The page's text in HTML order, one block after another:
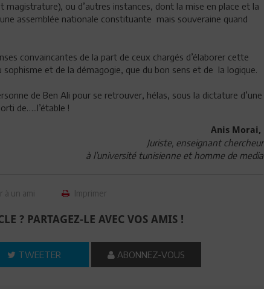
ou d’autres instances, dont la mise en place et la
assemblée nationale constituante mais souveraine quand
convaincantes de la part de ceux chargés d’élaborer cette
et de la démagogie, que du bon sens et de la logique.
de Ben Ali pour se retrouver, hélas, sous la dictature d’une
de…..l’étable !
Anis Morai,
Juriste, enseignant chercheur
à l’université tunisienne et homme de media
à un ami Imprimer
? PARTAGEZ-LE AVEC VOS AMIS !
TWEETER ABONNEZ-VOUS